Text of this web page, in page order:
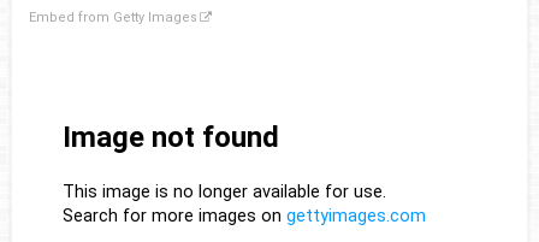
Embed from Getty Images